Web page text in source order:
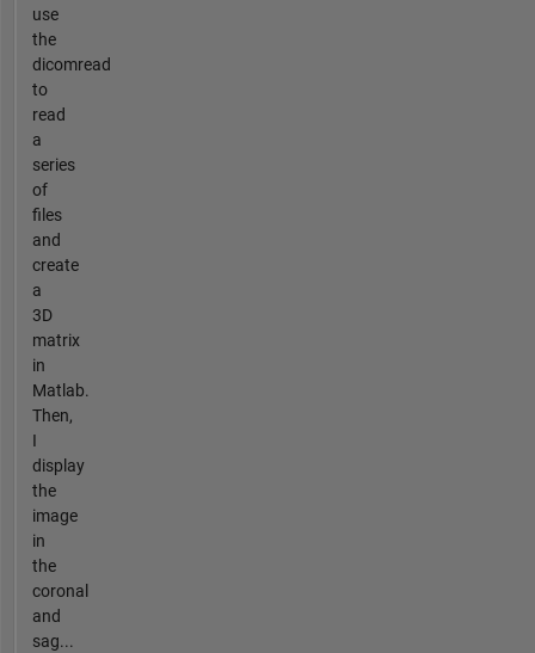
use
the
dicomread
to
read
a
series
of
files
and
create
a
3D
matrix
in
Matlab.
Then,
I
display
the
image
in
the
coronal
and
sag...